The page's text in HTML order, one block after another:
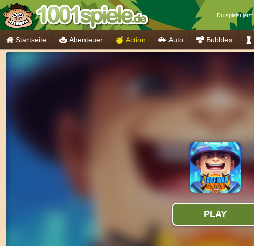
Du spielst jetzt
Startseite Abenteuer Action Auto Bubbles